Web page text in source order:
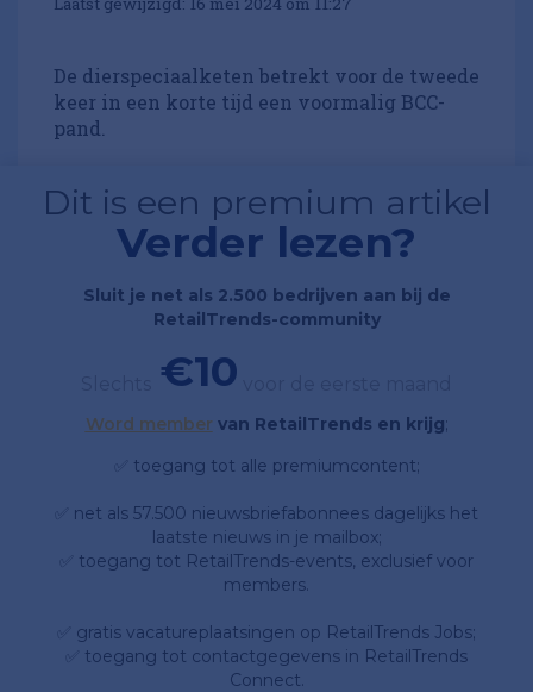
De dierspeciaalketen betrekt voor de tweede
keer in een korte tijd een voormalig BCC-
pand.
Dit is een premium artikel
Verder lezen?
Sluit je net als 2.500 bedrijven aan bij de
RetailTrends-community
€10
Word member van RetailTrends en krijg;
✅ toegang tot alle premiumcontent;
✅ net als 57.500 nieuwsbriefabonnees dagelijks het
laatste nieuws in je mailbox;
✅ toegang tot RetailTrends-events, exclusief voor
members.
✅ gratis vacatureplaatsingen op RetailTrends Jobs;
✅ toegang tot contactgegevens in RetailTrends
Connect.